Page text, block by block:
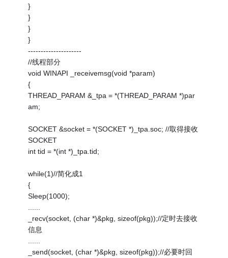
}
}
}
}
---------------------
//线程部分
void WINAPI _receivemsg(void *param)
{
THREAD_PARAM &_tpa = *(THREAD_PARAM *)par
am;
SOCKET &socket = *(SOCKET *)_tpa.soc; //取得接收
SOCKET
int tid = *(int *)_tpa.tid;
while(1)//简化成1
{
Sleep(1000);
......
_recv(socket, (char *)&pkg, sizeof(pkg));//定时去接收
信息
......
_send(socket, (char *)&pkg, sizeof(pkg));//必要时回